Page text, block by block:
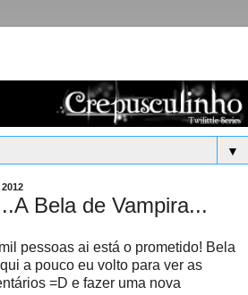
▼
Bela de Vampira...
pessoas ai está o prometido! Bela
a pouco eu volto para ver as
=D e fazer uma nova